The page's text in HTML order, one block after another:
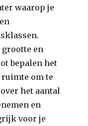
waarop je
grootte en
bepalen het
ruimte om te
het aantal
en
voor je